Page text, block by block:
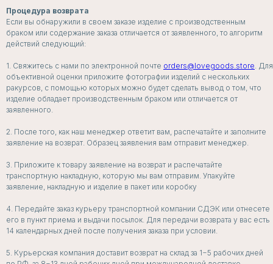
Процедура возврата
Если вы обнаружили в своем заказе изделие с производственным
браком или содержание заказа отличается от заявленного, то алгоритм
действий следующий:
1. Свяжитесь с нами по электронной почте orders@lovegoods.store . Для
объективной оценки приложите фотографии изделий с нескольких
ракурсов, с помощью которых можно будет сделать вывод о том, что
изделие обладает производственным браком или отличается от
заявленного.
2. После того, как наш менеджер ответит вам, распечатайте и заполните
заявление на возврат. Образец заявления вам отправит менеджер.
3. Приложите к товару заявление на возврат и распечатайте
транспортную накладную, которую мы вам отправим. Упакуйте
заявление, накладную и изделие в пакет или коробку
4. Передайте заказ курьеру транспортной компании СДЭК или отнесете
его в пункт приема и выдачи посылок. Для передачи возврата у вас есть
14 календарных дней после получения заказа при условии.
5. Курьерская компания доставит возврат на склад за 1−5 рабочих дней
БЕЛЬЕ
ДЛЯ СЛУЧАЯ
СМОТРЕТЬ ВСЕ